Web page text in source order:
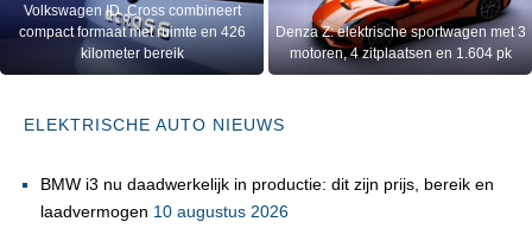
Volkswagen ID. Cross combineert
compact formaat met ruimte en 426
kilometer bereik
Denza Z: elektrische sportwagen met 3
motoren, 4 zitplaatsen en 1.604 pk
ELEKTRISCHE AUTO NIEUWS
BMW i3 nu daadwerkelijk in productie: dit zijn prijs, bereik en
laadvermogen 10 augustus 2026